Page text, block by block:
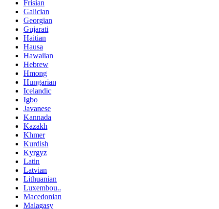
Frisian
Galician
Georgian
Gujarati
Haitian
Hausa
Hawaiian
Hebrew
Hmong
Hungarian
Icelandic
Igbo
Javanese
Kannada
Kazakh
Khmer
Kurdish
Kyrgyz
Latin
Latvian
Lithuanian
Luxembou..
Macedonian
Malagasy